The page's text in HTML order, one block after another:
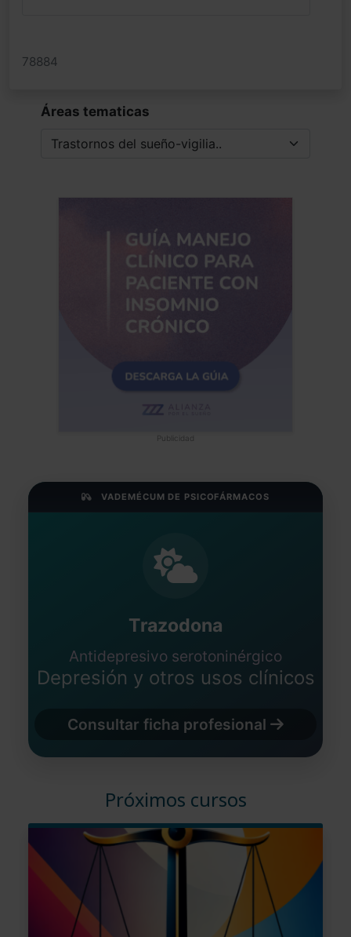
78884
Áreas tematicas
Publicidad
VADEMÉCUM DE PSICOFÁRMACOS
Trazodona
Antidepresivo serotoninérgico
Depresión y otros usos clínicos
Consultar ficha profesional
Próximos cursos